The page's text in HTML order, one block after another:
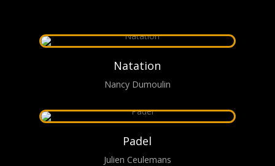
Natation
Nancy Dumoulin
Padel
Julien Ceulemans